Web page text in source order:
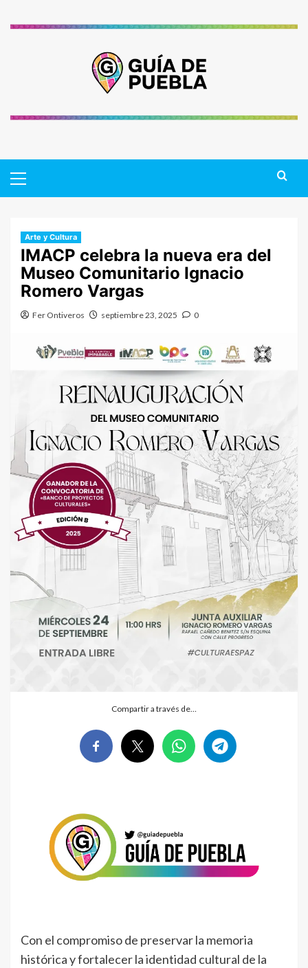
Menu
Arte y Cultura
IMACP celebra la nueva era del
Museo Comunitario Ignacio
Romero Vargas
Fer Ontiveros septiembre 23, 2025 0
Compartir a través de…
Con el compromiso de preservar la memoria
histórica y fortalecer la identidad cultural de la